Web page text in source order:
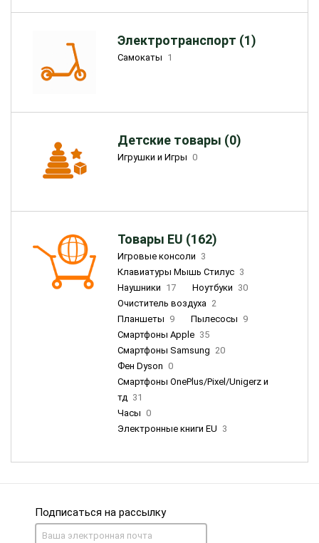
Электротранспорт (1)
Самокаты 1
Детские товары (0)
Игрушки и Игры 0
Товары EU (162)
Игровые консоли 3
Клавиатуры Мышь Стилус 3
Наушники 17 Ноутбуки 30
Очиститель воздуха 2
Планшеты 9 Пылесосы 9
Смартфоны Apple 35
Смартфоны Samsung 20
Фен Dyson 0
Смартфоны OnePlus/Pixel/Unigerz и
тд 31
Часы 0
Электронные книги EU 3
Подписаться на рассылку